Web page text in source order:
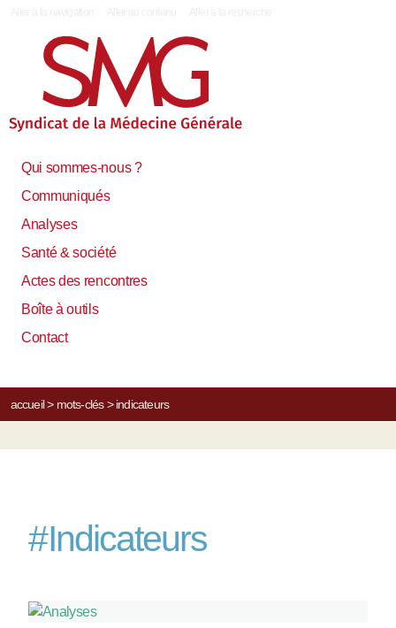
Qui sommes-nous ?
Communiqués
Analyses
Santé & société
Actes des rencontres
Boîte à outils
Contact
accueil> mots-clés> indicateurs
#Indicateurs